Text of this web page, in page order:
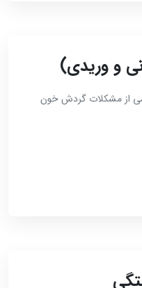
و وریدی)
از مشکلات گردش خون